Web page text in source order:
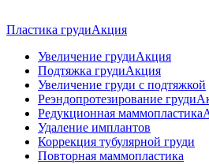
Пластика грудиАкция
Увеличение грудиАкция
Подтяжка грудиАкция
Увеличение груди с подтяжкой
Реэндопротезирование груди
Редукционная маммопластика
Удаление имплантов
Коррекция тубулярной груди
Повторная маммопластика